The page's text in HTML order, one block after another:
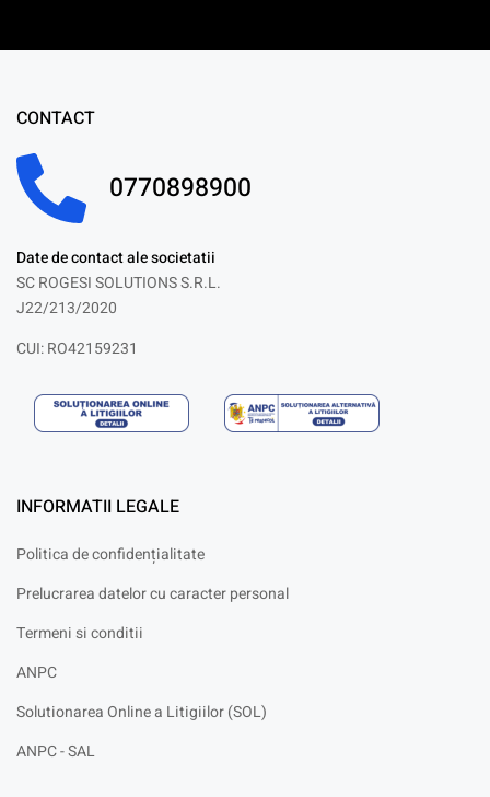
CONTACT
0770898900
Date de contact ale societatii
SC ROGESI SOLUTIONS S.R.L.
J22/213/2020
CUI: RO42159231
INFORMATII LEGALE
Politica de confidențialitate
Prelucrarea datelor cu caracter personal
Termeni si conditii
ANPC
Solutionarea Online a Litigiilor (SOL)
ANPC - SAL